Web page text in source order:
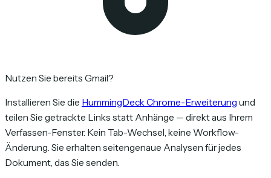
Nutzen Sie bereits Gmail?
Installieren Sie die HummingDeck Chrome-Erweiterung und
teilen Sie getrackte Links statt Anhänge — direkt aus Ihrem
Verfassen-Fenster. Kein Tab-Wechsel, keine Workflow-
Änderung. Sie erhalten seitengenaue Analysen für jedes
Dokument, das Sie senden.